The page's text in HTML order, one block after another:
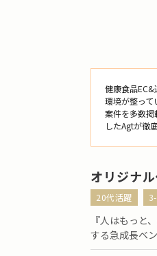
健康食品
環境が整って
案件を多数
したAgtが徹
オリジナ
20代活躍
『人はもっと
する急成長ベ